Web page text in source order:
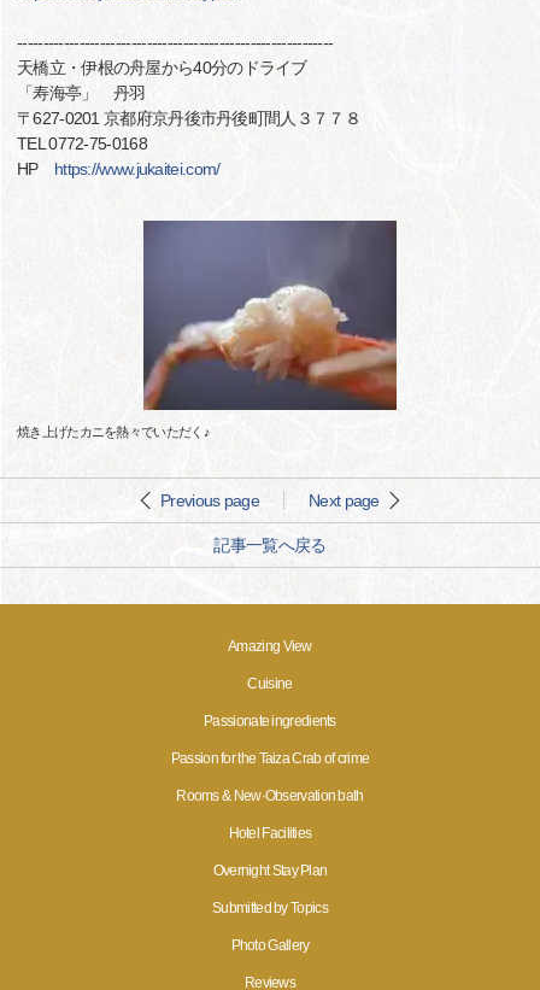
-------------------------------------------------------------
天橋立・伊根の舟屋から40分のドライブ
「寿海亭」 丹羽
〒627-0201 京都府京丹後市丹後町間人３７７８
TEL 0772-75-0168
HP https://www.jukaitei.com/
焼き上げたカニを熱々でいただく♪
Previous page Next page
記事一覧へ戻る
Amazing View
Cuisine
Passionate ingredients
Passion for the Taiza Crab of crime
Rooms & New·Observation bath
Hotel Facilities
Overnight Stay Plan
Submitted by Topics
Photo Gallery
Reviews